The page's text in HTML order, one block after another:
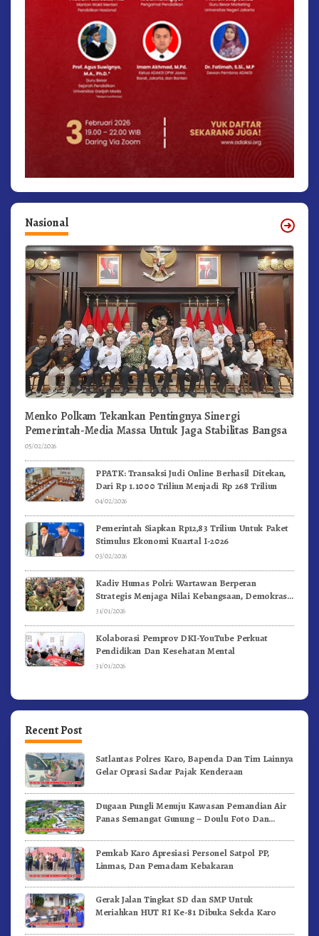
Nasional
Menko Polkam Tekankan Pentingnya Sinergi
Pemerintah-Media Massa Untuk Jaga Stabilitas Bangsa
05/02/2026
PPATK: Transaksi Judi Online Berhasil Ditekan,
Dari Rp 1.1000 Triliun Menjadi Rp 268 Triliun
04/02/2026
Pemerintah Siapkan Rp12,83 Triliun Untuk Paket
Stimulus Ekonomi Kuartal I-2026
03/02/2026
Kadiv Humas Polri: Wartawan Berperan
Strategis Menjaga Nilai Kebangsaan, Demokrasi,
dan NKRI
31/01/2026
Kolaborasi Pemprov DKI-YouTube Perkuat
Pendidikan Dan Kesehatan Mental
31/01/2026
Recent Post
Satlantas Polres Karo, Bapenda Dan Tim Lainnya
Gelar Oprasi Sadar Pajak Kenderaan
Dugaan Pungli Menuju Kawasan Pemandian Air
Panas Semangat Gunung – Doulu Foto Dan
Pemkab Karo Apresiasi Personel Satpol PP,
Linmas, Dan Pemadam Kebakaran
Gerak Jalan Tingkat SD dan SMP Untuk
Meriahkan HUT RI Ke-81 Dibuka Sekda Karo